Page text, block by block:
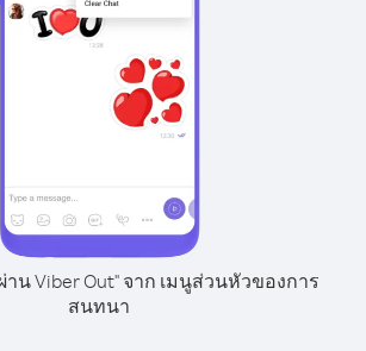
าน Viber Out" จาก เมนูส่วนหัวของการ
สนทนา